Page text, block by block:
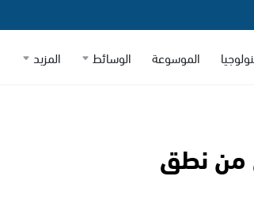
الموسوعة الوسائط المزيد
من نطق